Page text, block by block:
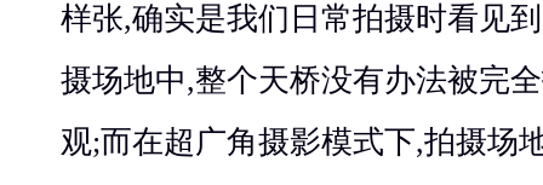
样张,确实是我们日常拍摄时看见
摄场地中,整个天桥没有办法被完
观;而在超广角摄影模式下,拍摄场